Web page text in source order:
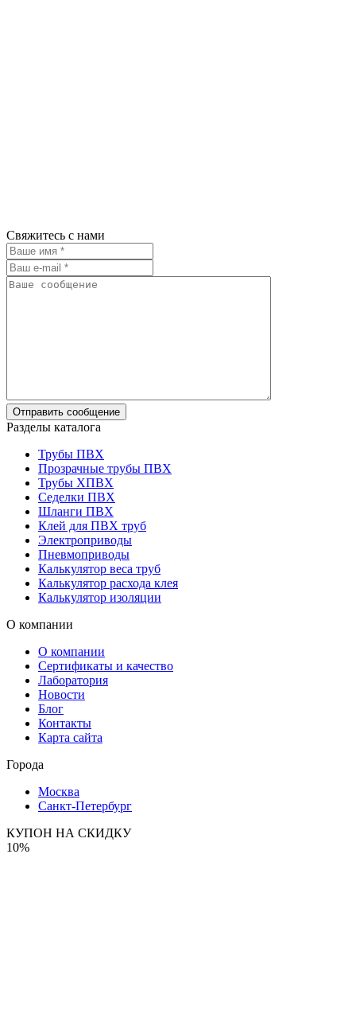
Свяжитесь с нами
Разделы каталога
Трубы ПВХ
Прозрачные трубы ПВХ
Трубы ХПВХ
Седелки ПВХ
Шланги ПВХ
Клей для ПВХ труб
Электроприводы
Пневмоприводы
Калькулятор веса труб
Калькулятор расхода клея
Калькулятор изоляции
О компании
О компании
Сертификаты и качество
Лаборатория
Новости
Блог
Контакты
Карта сайта
Города
Москва
Санкт-Петербург
КУПОН НА СКИДКУ
10%